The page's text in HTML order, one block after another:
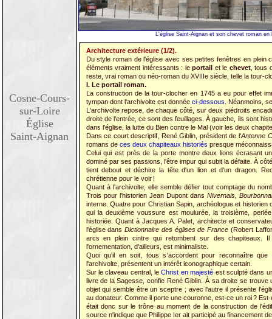
Cosne-Cours-
sur-Loire
Église
Saint-Aignan
L'église Saint-Aignan et son chevet roman
Architecture extérieure (1/2).
Du style roman de l'église avec ses petites fenêtres en plein
éléments vraiment intéressants : leportail et le chevet, tous
reste, vrai roman ou néo-roman du XVIIIe siècle, telle la tour-
I. Le portail roman.
La construction de la tour-clocher en 1745 a eu pour effet
tympan dont l'archivolte est donnée ci-dessous . Néanmoins,
L'archivolte repose, de chaque côté, sur deux piédroits
droite de l'entrée, ce sont des feuillages. À gauche, ils sont
dans l'église, la lutte du Bien contre le Mal (voir les deux
Dans ce court descriptif, René Giblin, président de l'Antenne
romans de ces deux chapiteaux historiés presque
Celui qui est près de la porte montre deux lions écrasant
dominé par ses passions, l'être impur qui subit la défaite. À
tient debout et déchire la tête d'un lion et d'un dragon.
chrétienne pour le voir !
Quant à l'archivolte, elle semble défier tout comptage du
Trois pour l'historien Jean Dupont dans Nivernais,
interne. Quatre pour Christian Sapin, archéologue et historien
qui la deuxième voussure est moulurée, la troisième,
historiée. Quant à Jacques A. Palet, architecte et
l'église dansDictionnaire des églises de France (Robert
arcs en plein cintre qui retombent sur des chapiteaux.
l'ornementation, d'ailleurs, est minimaliste.
Quoi qu'il en soit, tous s'accordent pour reconnaître
l'archivolte, présentent un intérêt iconographique certain.
Sur le claveau central, leChrist en majesté est sculpté dans
livre de la Sagesse, confie René Giblin. À sa droite se
objet qui semble être un sceptre ; avec l'autre il présente
au donateur. Comme il porte une couronne, est-ce un roi ?
était donc sur le trône au moment de la construction de
source n'indique que Philippe Ier ait participé au financement